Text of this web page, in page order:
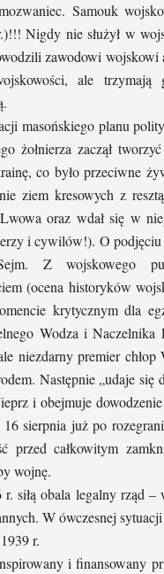
Samouk
Nigdy nie służył w
zawodowi
ale
masońskiego planu
żołnierza zaczął
co było przeciwne
ziem kresowych z
oraz wdał się w
i cywilów!). O
Z wojskowego
(ocena historyków
krytycznym dla
Wodza i
niezdarny premier
Następnie „udaje
i obejmuje
16 sierpnia już po
przed całkowitym
wojnę.
r. siłą obala legalny rząd
W ówczesnej
r.
i finansowany